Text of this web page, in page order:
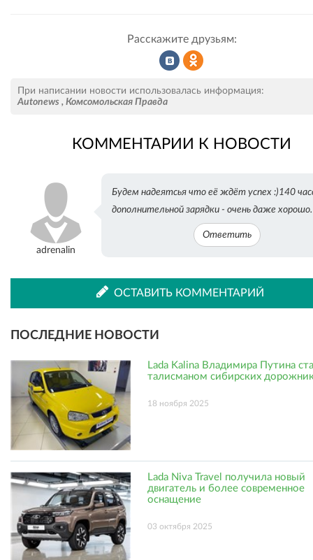
Расскажите друзьям:
во
ВКонтакте
Одноклассниках
При написании новости использовалась информация:
Autonews , Комсомольская Правда
КОММЕНТАРИИ К НОВОСТИ
adrenalin
Будем надеятсья что её ждёт успех :)140
дополнительной зарядки - очень даже хорошо.
Ответить
ОСТАВИТЬ КОММЕНТАРИЙ
ПОСЛЕДНИЕ НОВОСТИ
Lada Kalina Владимира Путина
талисманом сибирских
18 ноября 2025
Lada Niva Travel получила новый
двигатель и более современное
оснащение
03 октября 2025